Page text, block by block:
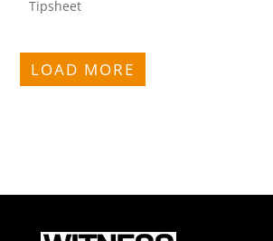
Tipsheet
LOAD MORE